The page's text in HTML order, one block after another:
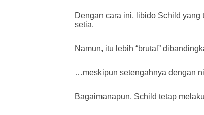
Dengan cara ini, libido Schild
setia.
Namun, itu lebih “brutal”
…meskipun setengahnya dengan
Bagaimanapun, Schild tetap